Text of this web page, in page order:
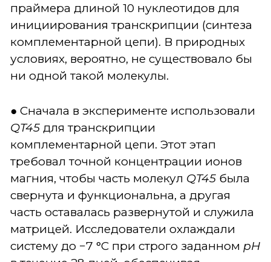
праймера длиной 10 нуклеотидов для
инициирования транскрипции (синтеза
комплементарной цепи). В природных
условиях, вероятно, не существовало бы
ни одной такой молекулы.
● Сначала в эксперименте использовали
QT45 для транскрипции
комплементарной цепи. Этот этап
требовал точной концентрации ионов
магния, чтобы часть молекул QT45 была
свернута и функциональна, а другая
часть оставалась развернутой и служила
матрицей. Исследователи охлаждали
систему до −7 °C при строго заданном pH